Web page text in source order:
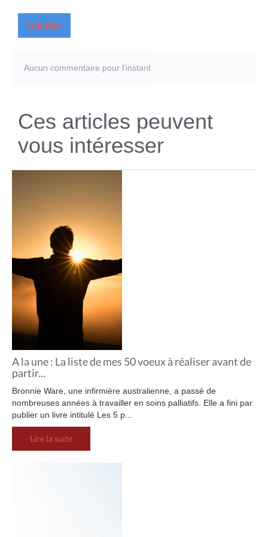
Valider
Aucun commentaire pour l'instant
Ces articles peuvent
vous intéresser
A la une : La liste de mes 50 voeux à réaliser avant de
partir...
Bronnie Ware, une infirmière australienne, a passé de
nombreuses années à travailler en soins palliatifs. Elle a fini par
publier un livre intitulé Les 5 p...
Lire la suite